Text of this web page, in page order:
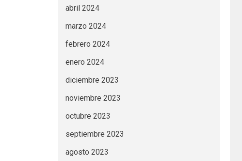
abril 2024
marzo 2024
febrero 2024
enero 2024
diciembre 2023
noviembre 2023
octubre 2023
septiembre 2023
agosto 2023